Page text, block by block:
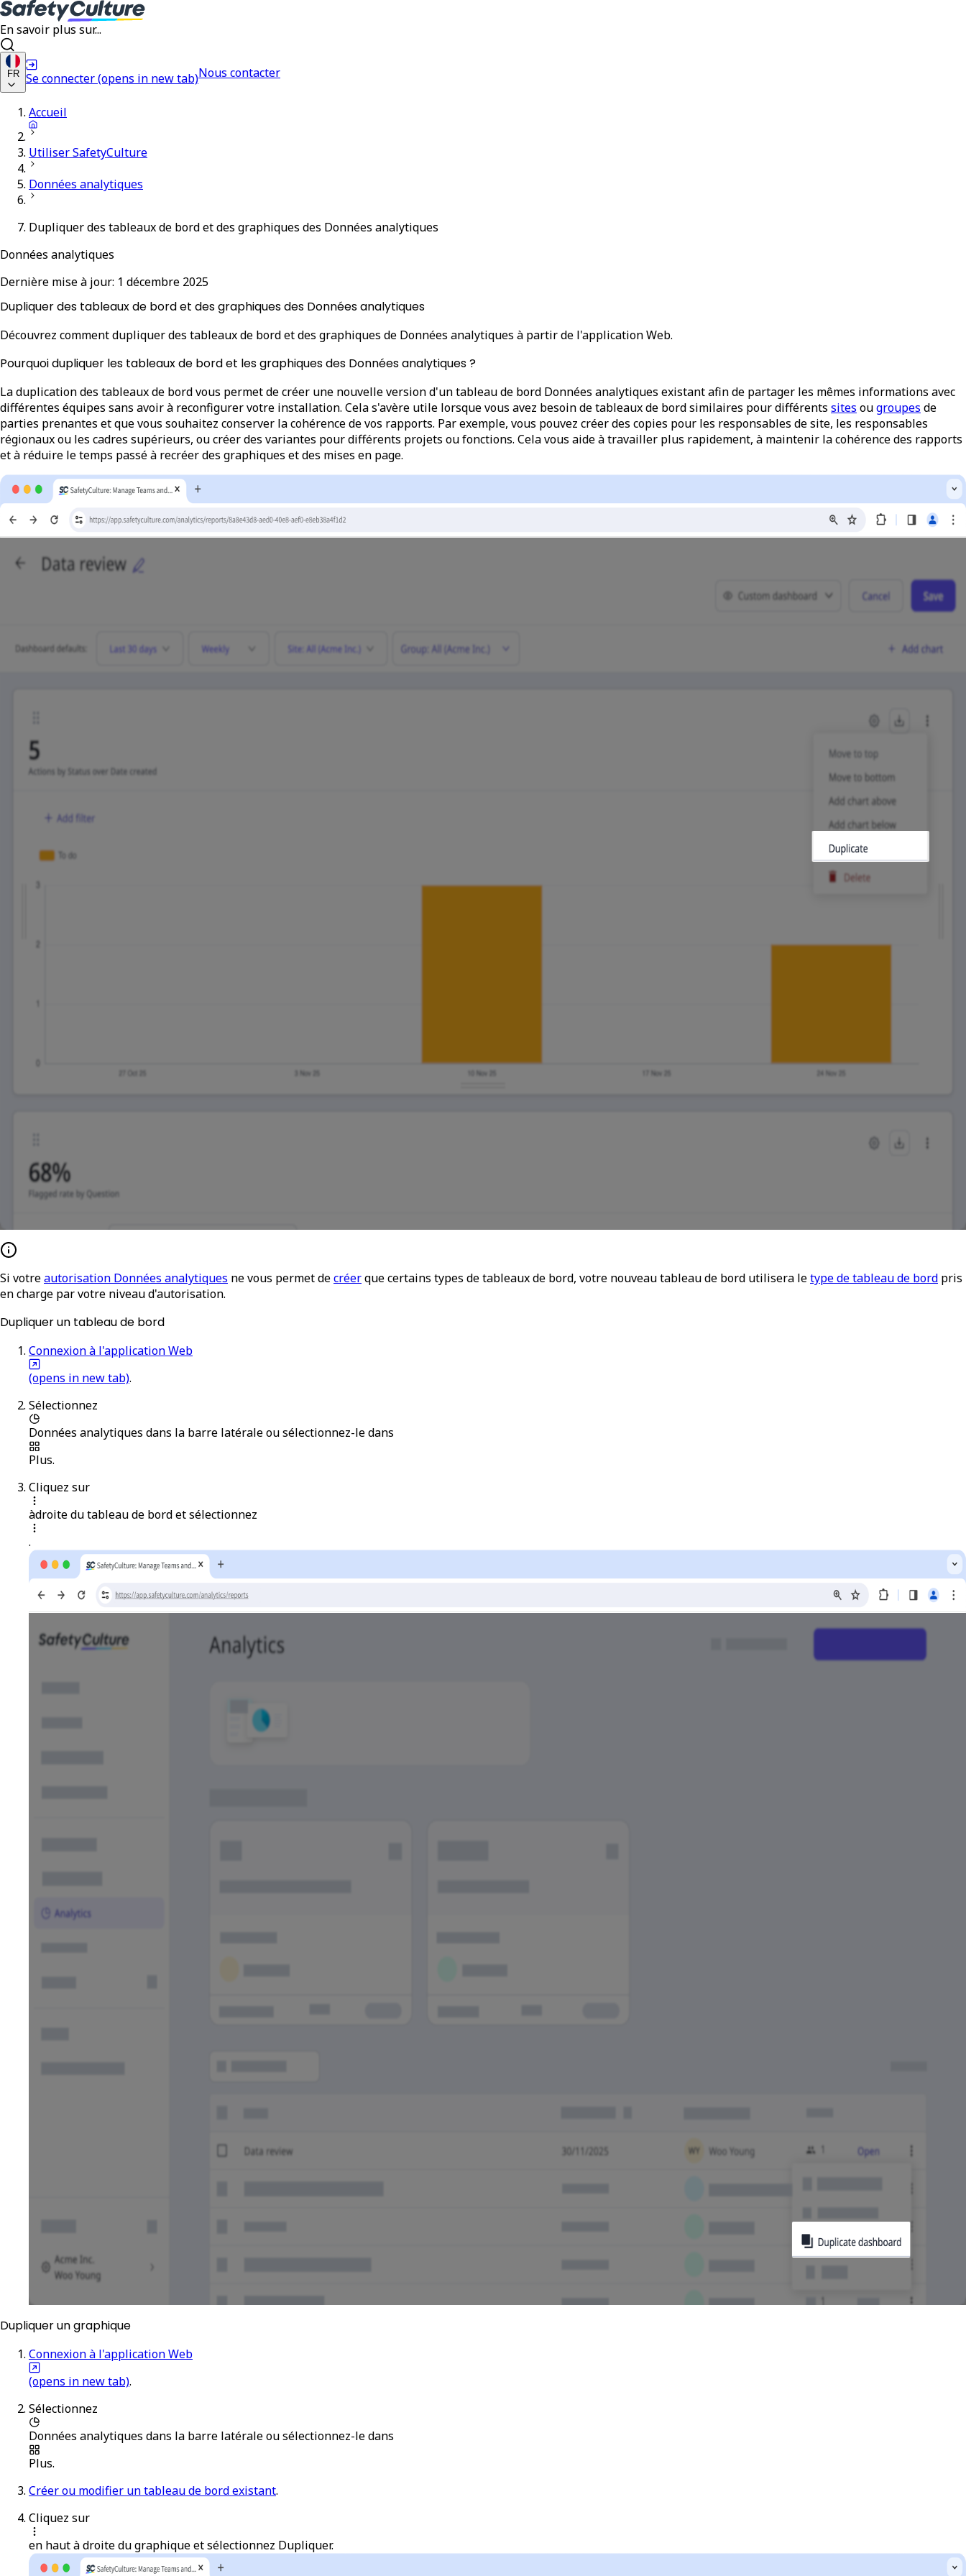
En savoir plus sur...
FR Se connecter(opens in new tab)Nous contacter
Accueil
Utiliser SafetyCulture
Données analytiques
Dupliquer des tableaux de bord et des graphiques des Données analytiques
Données analytiques
Dernière mise à jour: 1 décembre 2025
Dupliquer des tableaux de bord et des graphiques des Données analytiques
Découvrez comment dupliquer des tableaux de bord et des graphiques de Données analytiques à partir de l'application Web.
Pourquoi dupliquer les tableaux de bord et les graphiques des Données analytiques ?
La duplication des tableaux de bord vous permet de créer une nouvelle version d'un tableau de bord Données analytiques existant afin de partager les mêmes informations avec
différentes équipes sans avoir à reconfigurer votre installation. Cela s'avère utile lorsque vous avez besoin de tableaux de bord similaires pour différents sites ougroupes de
parties prenantes et que vous souhaitez conserver la cohérence de vos rapports. Par exemple, vous pouvez créer des copies pour les responsables de site, les responsables
régionaux ou les cadres supérieurs, ou créer des variantes pour différents projets ou fonctions. Cela vous aide à travailler plus rapidement, à maintenir la cohérence des rapports
et à réduire le temps passé à recréer des graphiques et des mises en page.
Si votreautorisation Données analytiques ne vous permet decréerque certains types de tableaux de bord, votre nouveau tableau de bord utilisera letype de tableau de bord pris
en charge par votre niveau d'autorisation.
Dupliquer un tableau de bord
Connexion à l'application Web
(opens in new tab).
Sélectionnez
Données analytiques dans la barre latérale ou sélectionnez-le dans
Plus.
Cliquez sur
àdroite du tableau de bord et sélectionnez
.
Dupliquer un graphique
Connexion à l'application Web
(opens in new tab).
Sélectionnez
Données analytiques dans la barre latérale ou sélectionnez-le dans
Plus.
Créer ou modifier un tableau de bord existant.
Cliquez sur
en haut à droite du graphique et sélectionnez Dupliquer.